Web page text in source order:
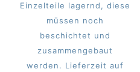
Einzelteile lagernd, diese
müssen noch
beschichtet und
zusammengebaut
werden. Lieferzeit auf